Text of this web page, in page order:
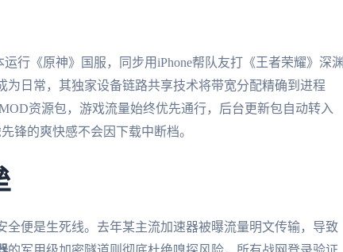
行《原神》国服，同步用iPhone帮队友打《王者荣耀》深渊
为日常，其独家设备链路共享技术将带宽分配精确到进程
资源包，游戏流量始终优先通行，后台更新包自动转入
的爽快感不会因下载中断档。
全便是生死线。去年某主流加速器被曝流量明文传输，导致